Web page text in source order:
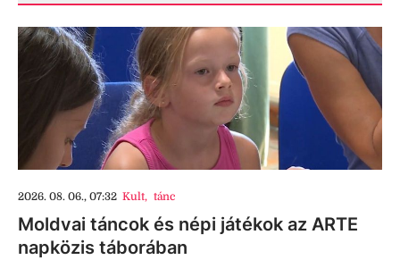
2026. 08. 06., 07:32 Kult, tánc
Moldvai táncok és népi játékok az ARTE
napközis táborában